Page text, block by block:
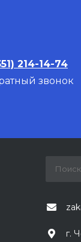
214-14-74
звонок
г.